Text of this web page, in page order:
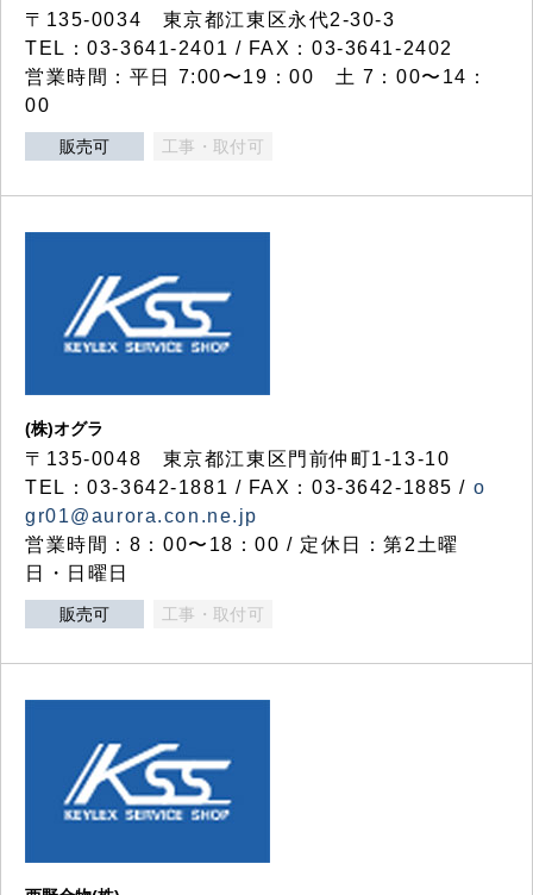
〒135-0034 東京都江東区永代2-30-3
TEL：03-3641-2401 / FAX：03-3641-2402
営業時間：平日 7:00〜19：00 土 7：00〜14：
00
販売可 工事・取付可
(株)オグラ
〒135-0048 東京都江東区門前仲町1-13-10
TEL：03-3642-1881 / FAX：03-3642-1885 / o
gr01@aurora.con.ne.jp
営業時間：8：00〜18：00 / 定休日：第2土曜
日・日曜日
販売可 工事・取付可